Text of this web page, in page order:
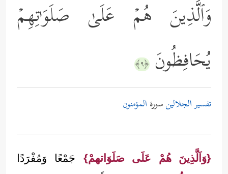
وَٱلَّذِینَ هُمۡ عَلَىٰ صَلَوَ ٰ⁠تِهِمۡ
یُحَافِظُونَ ﴿٩﴾
تفسير الجلالينسورة المؤمنون
{وَاَلَّذِينَ هُمْ عَلَى صَلَوَاتهمْ} جَمْعًا وَمُفْرَدًا